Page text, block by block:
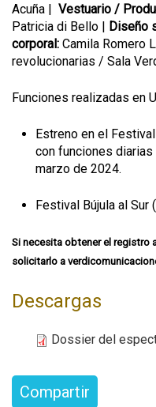
Acuña | Vestuario /
Patricia di Bello | Diseño
corporal: Camila Romero
revolucionarias / Sala
Funciones realizadas en
Estreno en el
con funciones
marzo de 2024.
Festival Bújula al Sur
Si necesita obtener el registro
solicitarlo a
Descargas
Dossier del
Compartir